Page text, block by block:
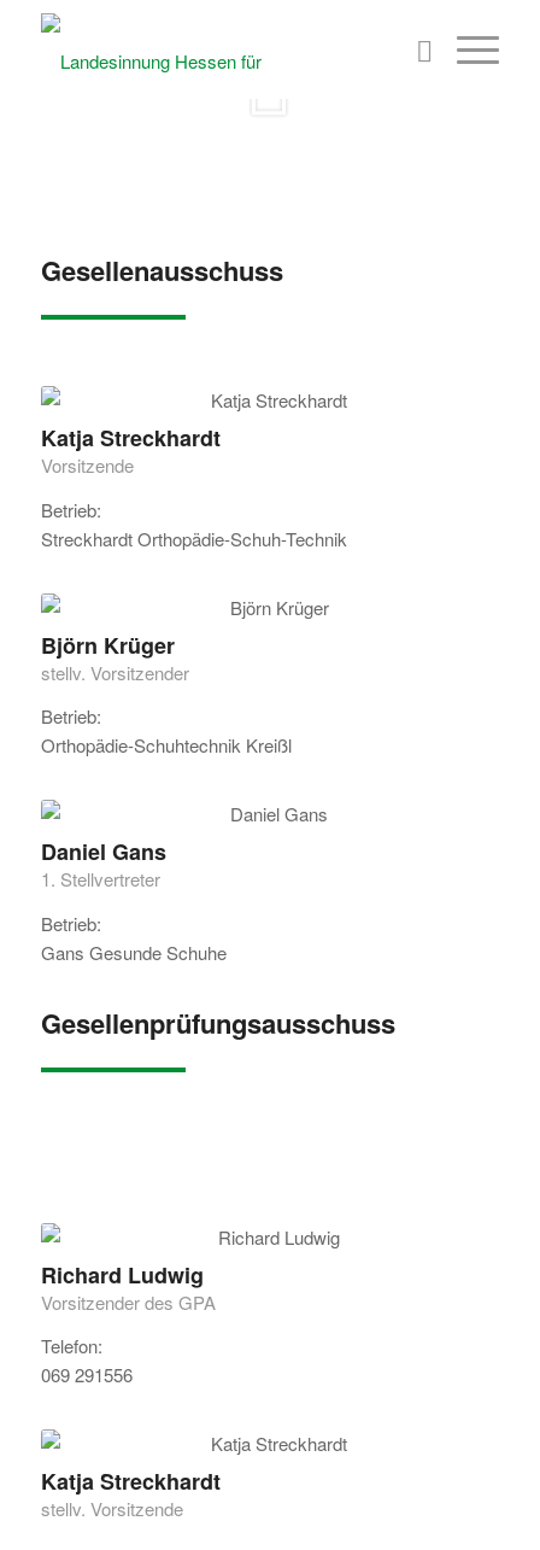
Gesellenausschuss
Katja Streckhardt
Vorsitzende
Betrieb:
Streckhardt Orthopädie-Schuh-Technik
Björn Krüger
stellv. Vorsitzender
Betrieb:
Orthopädie-Schuhtechnik Kreißl
Daniel Gans
1. Stellvertreter
Betrieb:
Gans Gesunde Schuhe
Gesellenprüfungsausschuss
Richard Ludwig
Vorsitzender des GPA
Telefon:
069 291556
Katja Streckhardt
stellv. Vorsitzende